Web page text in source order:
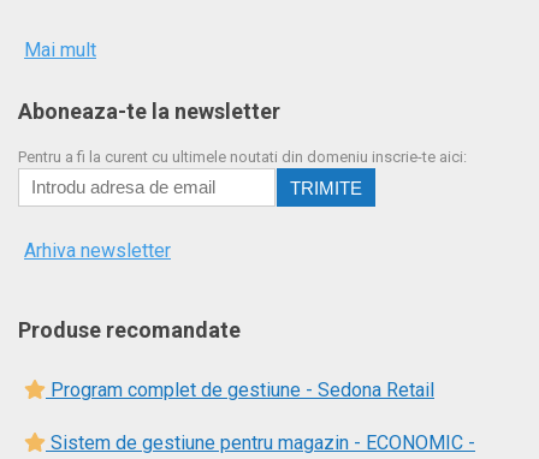
Mai mult
Aboneaza-te la newsletter
Pentru a fi la curent cu ultimele noutati din domeniu inscrie-te aici:
Arhiva newsletter
Produse recomandate
Program complet de gestiune - Sedona Retail
Sistem de gestiune pentru magazin - ECONOMIC -